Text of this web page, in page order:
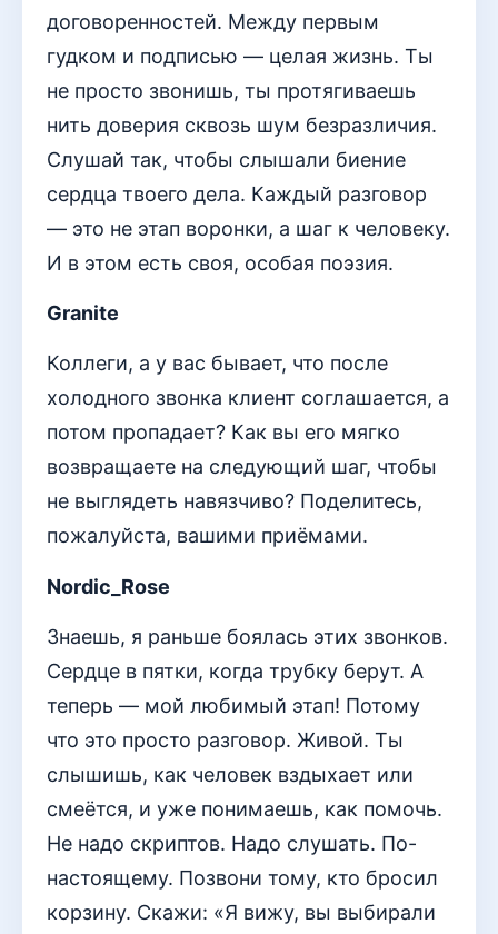
договоренностей. Между первым
гудком и подписью — целая жизнь. Ты
не просто звонишь, ты протягиваешь
нить доверия сквозь шум безразличия.
Слушай так, чтобы слышали биение
сердца твоего дела. Каждый разговор
— это не этап воронки, а шаг к человеку.
И в этом есть своя, особая поэзия.
Granite
Коллеги, а у вас бывает, что после
холодного звонка клиент соглашается, а
потом пропадает? Как вы его мягко
возвращаете на следующий шаг, чтобы
не выглядеть навязчиво? Поделитесь,
пожалуйста, вашими приёмами.
Nordic_Rose
Знаешь, я раньше боялась этих звонков.
Сердце в пятки, когда трубку берут. А
теперь — мой любимый этап! Потому
что это просто разговор. Живой. Ты
слышишь, как человек вздыхает или
смеётся, и уже понимаешь, как помочь.
Не надо скриптов. Надо слушать. По-
настоящему. Позвони тому, кто бросил
корзину. Скажи: «Я вижу, вы выбирали